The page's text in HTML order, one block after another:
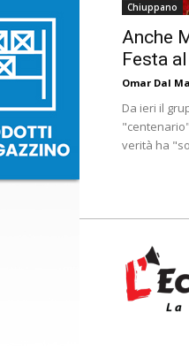
Chiuppano
Anche
Festa
Omar Dal
Da ieri il
verità ha